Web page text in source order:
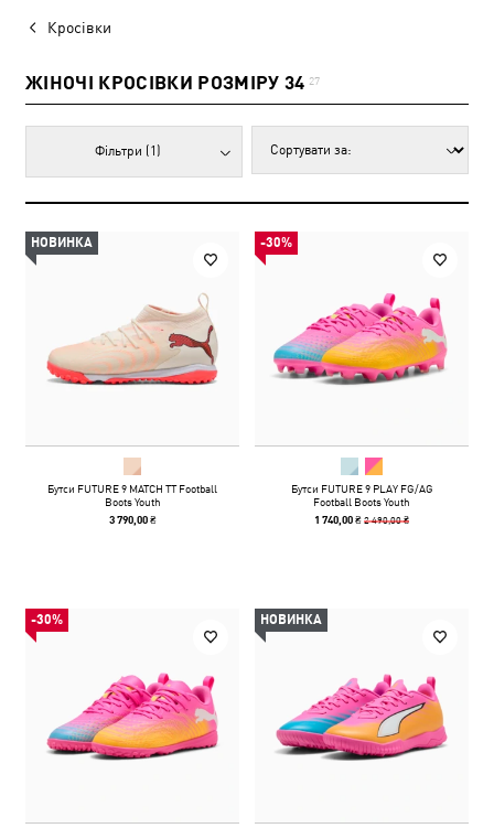
Кросівки
ЖІНОЧІ КРОСІВКИ РОЗМІРУ 34 27
Фільтри (1)
НОВИНКА
Бутси FUTURE 9 MATCH TT Football
Boots Youth
3 790,00 ₴
-30%
Бутси FUTURE 9 PLAY FG/AG
Football Boots Youth
1 740,00 ₴2 490,00 ₴
-30% НОВИНКА